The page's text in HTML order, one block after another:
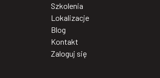
Szkolenia
Lokalizacje
Blog
Kontakt
Zaloguj się